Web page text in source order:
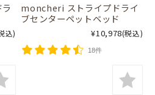
込)
moncheri ストライプドライ
ブセンターペットベッド
¥10,978(税込)
18件